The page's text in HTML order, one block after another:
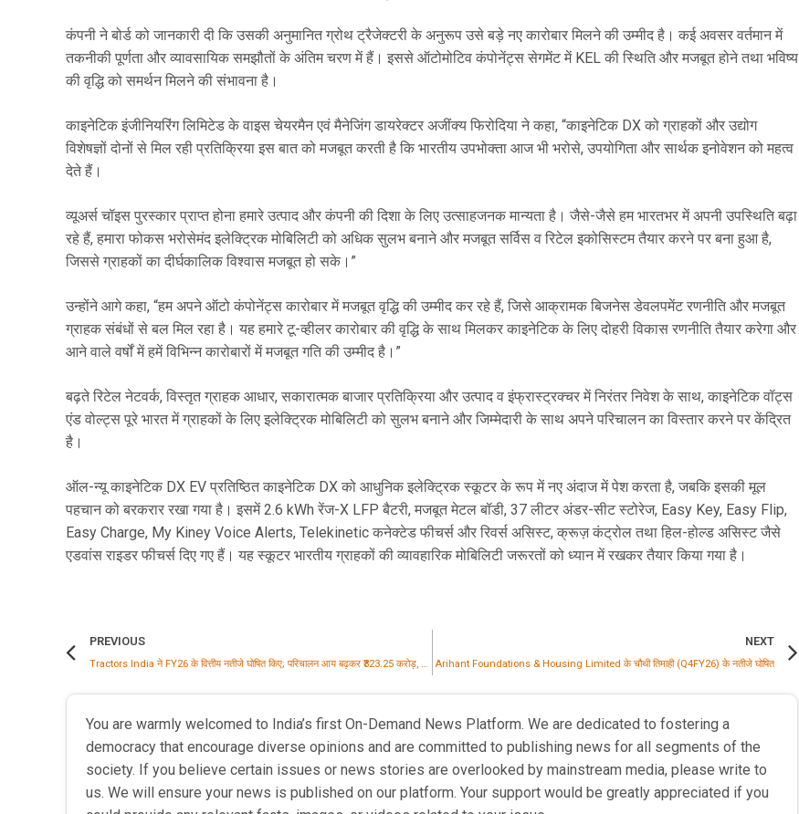
कंपनी ने बोर्ड को जानकारी दी कि उसकी अनुमानित ग्रोथ ट्रैजेक्टरी के अनुरूप उसे बड़े नए कारोबार मिलने की उम्मीद है। कई अवसर वर्तमान में
तकनीकी पूर्णता और व्यावसायिक समझौतों के अंतिम चरण में हैं। इससे ऑटोमोटिव कंपोनेंट्स सेगमेंट में KEL की स्थिति और मजबूत होने तथा भविष्य
की वृद्धि को समर्थन मिलने की संभावना है।
काइनेटिक इंजीनियरिंग लिमिटेड के वाइस चेयरमैन एवं मैनेजिंग डायरेक्टर अजींक्य फिरोदिया ने कहा, “काइनेटिक DX को ग्राहकों और उद्योग
विशेषज्ञों दोनों से मिल रही प्रतिक्रिया इस बात को मजबूत करती है कि भारतीय उपभोक्ता आज भी भरोसे, उपयोगिता और सार्थक इनोवेशन को महत्व
देते हैं।
व्यूअर्स चॉइस पुरस्कार प्राप्त होना हमारे उत्पाद और कंपनी की दिशा के लिए उत्साहजनक मान्यता है। जैसे-जैसे हम भारतभर में अपनी उपस्थिति बढ़ा
रहे हैं, हमारा फोकस भरोसेमंद इलेक्ट्रिक मोबिलिटी को अधिक सुलभ बनाने और मजबूत सर्विस व रिटेल इकोसिस्टम तैयार करने पर बना हुआ है,
जिससे ग्राहकों का दीर्घकालिक विश्वास मजबूत हो सके।”
उन्होंने आगे कहा, “हम अपने ऑटो कंपोनेंट्स कारोबार में मजबूत वृद्धि की उम्मीद कर रहे हैं, जिसे आक्रामक बिजनेस डेवलपमेंट रणनीति और मजबूत
ग्राहक संबंधों से बल मिल रहा है। यह हमारे टू-व्हीलर कारोबार की वृद्धि के साथ मिलकर काइनेटिक के लिए दोहरी विकास रणनीति तैयार करेगा और
आने वाले वर्षों में हमें विभिन्न कारोबारों में मजबूत गति की उम्मीद है।”
बढ़ते रिटेल नेटवर्क, विस्तृत ग्राहक आधार, सकारात्मक बाजार प्रतिक्रिया और उत्पाद व इंफ्रास्ट्रक्चर में निरंतर निवेश के साथ, काइनेटिक वॉट्स
एंड वोल्ट्स पूरे भारत में ग्राहकों के लिए इलेक्ट्रिक मोबिलिटी को सुलभ बनाने और जिम्मेदारी के साथ अपने परिचालन का विस्तार करने पर केंद्रित
है।
ऑल-न्यू काइनेटिक DX EV प्रतिष्ठित काइनेटिक DX को आधुनिक इलेक्ट्रिक स्कूटर के रूप में नए अंदाज में पेश करता है, जबकि इसकी मूल
पहचान को बरकरार रखा गया है। इसमें 2.6 kWh रेंज-X LFP बैटरी, मजबूत मेटल बॉडी, 37 लीटर अंडर-सीट स्टोरेज, Easy Key, Easy Flip,
Easy Charge, My Kiney Voice Alerts, Telekinetic कनेक्टेड फीचर्स और रिवर्स असिस्ट, क्रूज़ कंट्रोल तथा हिल-होल्ड असिस्ट जैसे
एडवांस राइडर फीचर्स दिए गए हैं। यह स्कूटर भारतीय ग्राहकों की व्यावहारिक मोबिलिटी जरूरतों को ध्यान में रखकर तैयार किया गया है।
PREVIOUS
Tractors India ने FY26 के वित्तीय नतीजे घोषित किए; परिचालन आय बढ़कर ₹323.25 करोड़, FY25 में ₹315.28 करोड़ थी
NEXT
Arihant Foundations & Housing Limited के चौथी तिमाही (Q4FY26) के नतीजे घोषित
You are warmly welcomed to India’s first On-Demand News Platform. We are dedicated to fostering a
democracy that encourage diverse opinions and are committed to publishing news for all segments of the
society. If you believe certain issues or news stories are overlooked by mainstream media, please write to
us. We will ensure your news is published on our platform. Your support would be greatly appreciated if you